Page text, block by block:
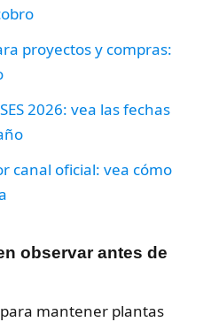
proyectos y compras:
2026: vea las fechas
canal oficial: vea cómo
observar antes de
mantener plantas